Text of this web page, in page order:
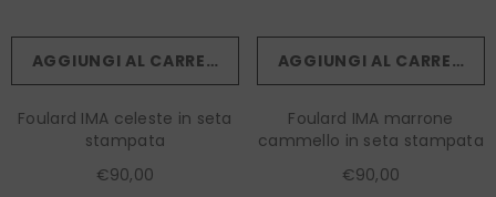
AGGIUNGI AL CARRELLO
Foulard IMA celeste in seta
stampata
€90,00
AGGIUNGI AL CARRELLO
Foulard IMA marrone
cammello in seta stampata
€90,00